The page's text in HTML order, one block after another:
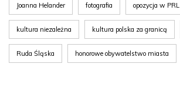
Joanna Helander fotografia opozycja w PRL
kultura niezależna kultura polska za granicą
Ruda Śląska honorowe obywatelstwo miasta